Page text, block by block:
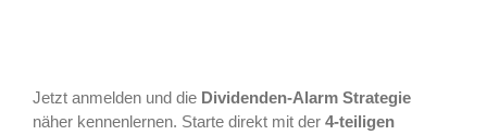
Jetzt anmelden und die Dividenden-Alarm Strategie
näher kennenlernen. Starte direkt mit der 4-teiligen